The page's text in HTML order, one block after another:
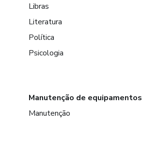
Libras
Literatura
Política
Psicologia
Manutenção de equipamentos
Manutenção